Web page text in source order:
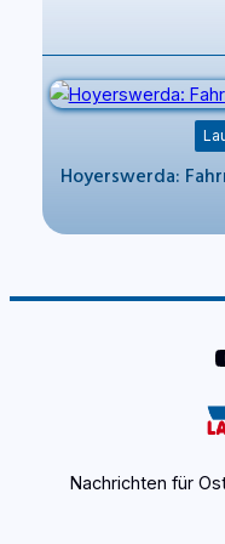
Hoyerswerda:
Nachrichten für